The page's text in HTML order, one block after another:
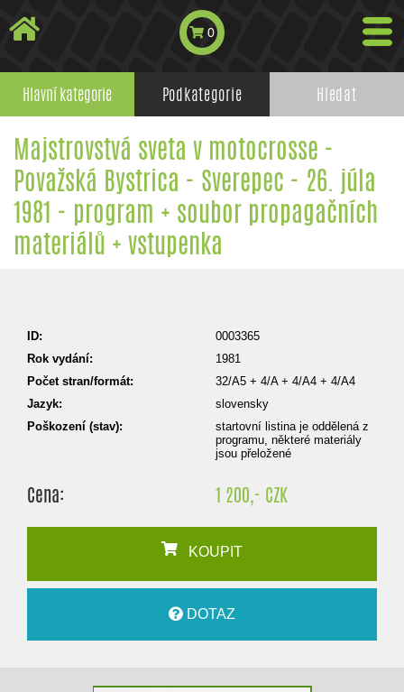
0
Hlavní kategorie Podkategorie Hledat
Majstrovstvá sveta v motocrosse -
Považská Bystrica - Sverepec - 26. júla
1981 - program + soubor propagačních
materiálů + vstupenka
ID:
0003365
Rok vydání:
1981
Počet stran/formát:
32/A5 + 4/A + 4/A4 + 4/A4
Jazyk:
slovensky
Poškození (stav):
startovní listina je oddělená z
programu, některé materiály
jsou přeložené
Cena: 1 200,- CZK
KOUPIT
DOTAZ